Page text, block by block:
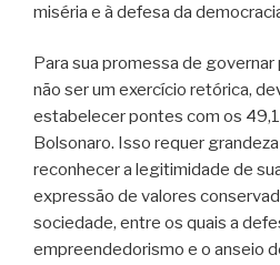
miséria e à defesa da
Para sua promessa de
não ser um exercício retórica,
estabelecer pontes com os
Bolsonaro. Isso requer
reconhecer a legitimidade de
expressão de valores
sociedade, entre os quais a
empreendedorismo e o anseio